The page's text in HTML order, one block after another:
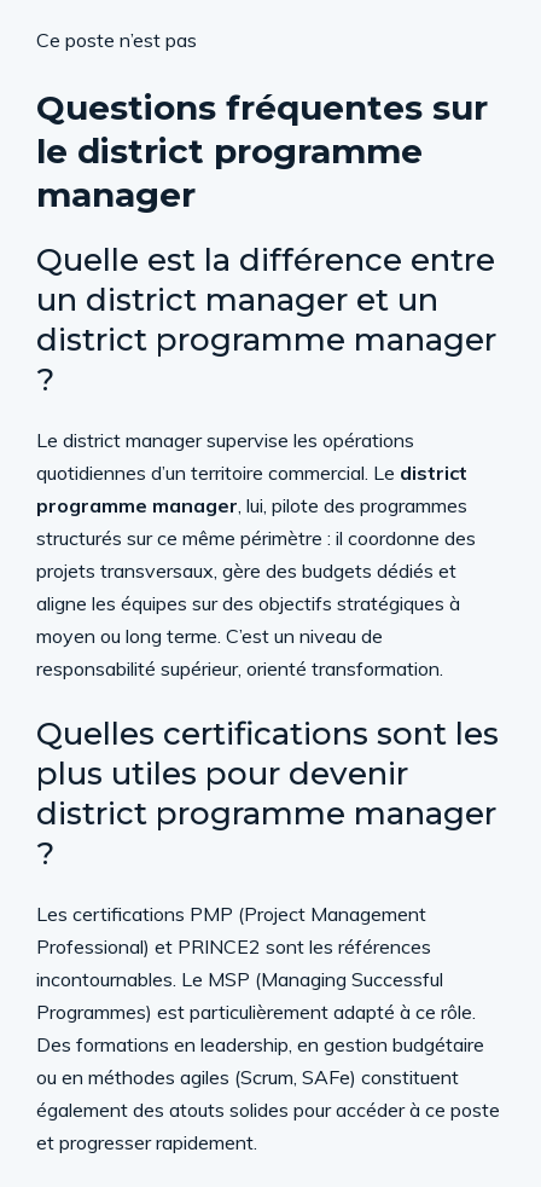
Ce poste n’est pas
Questions fréquentes sur
le district programme
manager
Quelle est la différence entre
un district manager et un
district programme manager
?
Le district manager supervise les opérations
quotidiennes d’un territoire commercial. Le district
programme manager, lui, pilote des programmes
structurés sur ce même périmètre : il coordonne des
projets transversaux, gère des budgets dédiés et
aligne les équipes sur des objectifs stratégiques à
moyen ou long terme. C’est un niveau de
responsabilité supérieur, orienté transformation.
Quelles certifications sont les
plus utiles pour devenir
district programme manager
?
Les certifications PMP (Project Management
Professional) et PRINCE2 sont les références
incontournables. Le MSP (Managing Successful
Programmes) est particulièrement adapté à ce rôle.
Des formations en leadership, en gestion budgétaire
ou en méthodes agiles (Scrum, SAFe) constituent
également des atouts solides pour accéder à ce poste
et progresser rapidement.